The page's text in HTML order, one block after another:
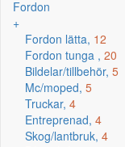
Fordon
+
Fordon lätta, 12
Fordon tunga , 20
Bildelar/tillbehör, 5
Mc/moped, 5
Truckar, 4
Entreprenad, 4
Skog/lantbruk, 4